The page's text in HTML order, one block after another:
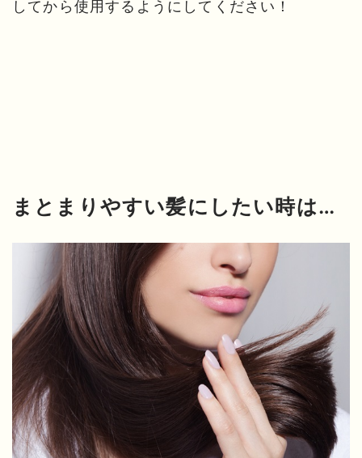
してから使用するようにしてください！
まとまりやすい髪にしたい時は…